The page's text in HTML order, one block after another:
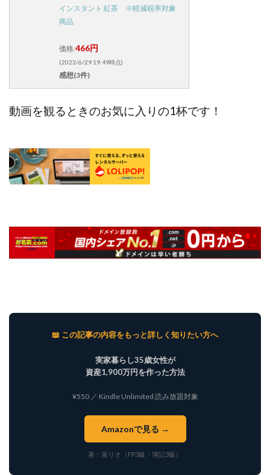
インスタント 紅茶 ※軽減税率対象
商品
価格:466円
(2023/6/29 19:49時点)
感想(3件)
動画を観るときのお気に入りの1杯です！
📖 この記事の内容をもっと詳しく知りたい方へ
実家暮らし35歳女性が
資産1,900万円を作った方法
¥550 ／ Kindle Unlimited 読み放題対象
Amazonで見る →
著：泉リオ（FP3級・簿記3級）